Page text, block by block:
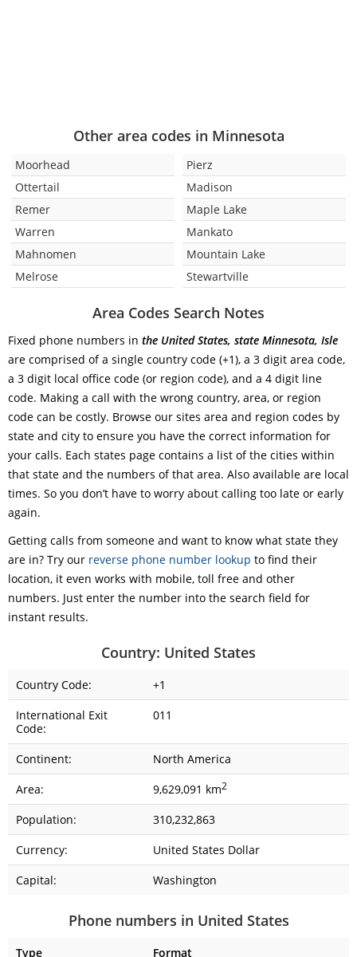
Other area codes in Minnesota
Moorhead
Ottertail
Remer
Warren
Mahnomen
Melrose
Pierz
Madison
Maple Lake
Mankato
Mountain Lake
Stewartville
Area Codes Search Notes
Fixed phone numbers in the United States, state Minnesota, Isle
are comprised of a single country code (+1), a 3 digit area code,
a 3 digit local office code (or region code), and a 4 digit line
code. Making a call with the wrong country, area, or region
code can be costly. Browse our sites area and region codes by
state and city to ensure you have the correct information for
your calls. Each states page contains a list of the cities within
that state and the numbers of that area. Also available are local
times. So you don’t have to worry about calling too late or early
again.
Getting calls from someone and want to know what state they
are in? Try our reverse phone number lookup to find their
location, it even works with mobile, toll free and other
numbers. Just enter the number into the search field for
instant results.
Country: United States
Country Code:
+1
International Exit
Code:
011
Continent:
North America
Area:
9,629,091 km2
Population:
310,232,863
Currency:
United States Dollar
Capital:
Washington
Phone numbers in United States
Type Format